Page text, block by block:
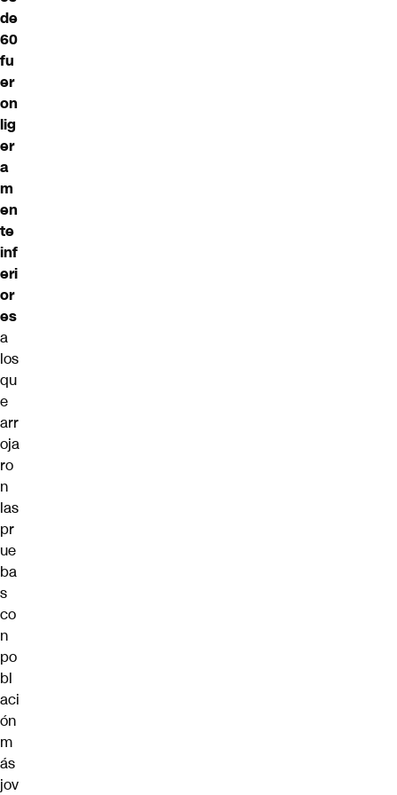
de
60
fu
er
on
lig
er
a
m
en
te
inf
eri
or
es
a
los
qu
e
arr
oja
ro
n
las
pr
ue
ba
s
co
n
po
bl
aci
ón
m
ás
jov